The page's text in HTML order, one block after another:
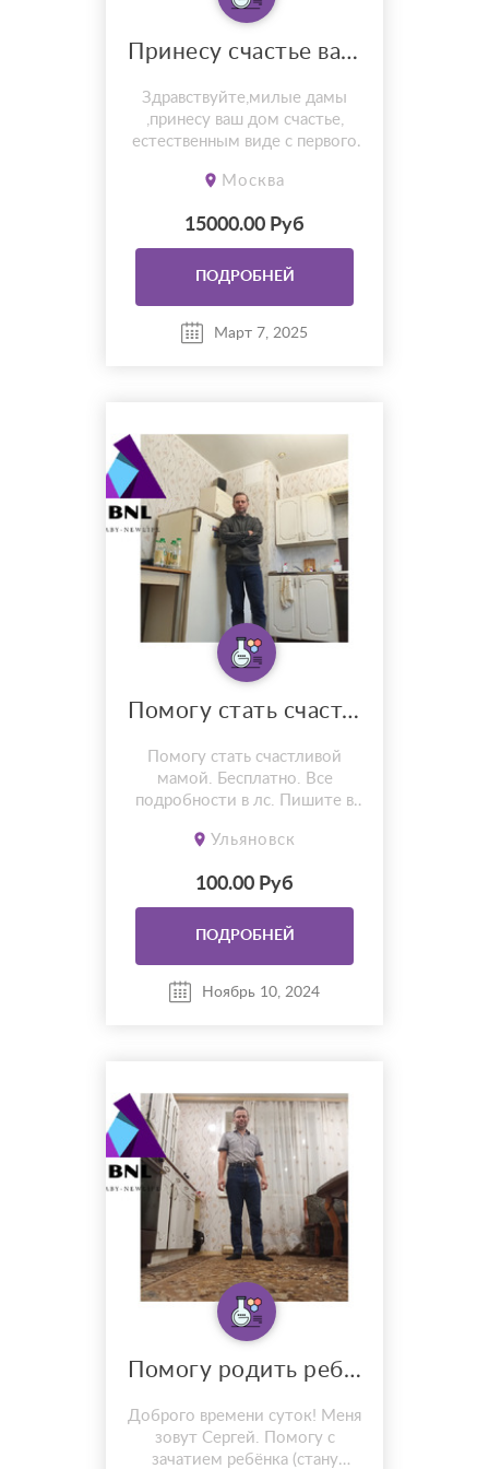
Принесу счастье ваш дом!
Здравствуйте,милые дамы
,принесу ваш дом счастье,
естественным виде с первого
89322044442
Москва
15000.00 Руб
ПОДРОБНЕЙ
Март 7, 2025
Помогу стать счастливой мамой
Помогу стать счастливой
мамой. Бесплатно. Все
подробности в лс. Пишите в
Ульяновск
100.00 Руб
ПОДРОБНЕЙ
Ноябрь 10, 2024
Помогу родить ребёнка
Доброго времени суток! Меня
зовут Сергей. Помогу с
зачатием ребёнка (стану